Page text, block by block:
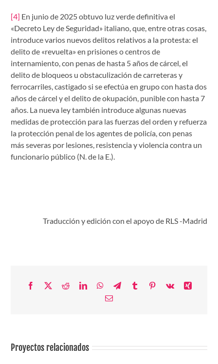
[4] En junio de 2025 obtuvo luz verde definitiva el
«Decreto Ley de Seguridad» italiano, que, entre otras cosas,
introduce varios nuevos delitos relativos a la protesta: el
delito de «revuelta» en prisiones o centros de
internamiento, con penas de hasta 5 años de cárcel, el
delito de bloqueos u obstaculización de carreteras y
ferrocarriles, castigado si se efectúa en grupo con hasta dos
años de cárcel y el delito de okupación, punible con hasta 7
años. La nueva ley también introduce algunas nuevas
medidas de protección para las fuerzas del orden y refuerza
la protección penal de los agentes de policía, con penas
más severas por lesiones, resistencia y violencia contra un
funcionario público (N. de la E.).
Traducción y edición con el apoyo de RLS -Madrid
Facebook
X RedditLinkedInWhatsApp
TelegramTumblrPinterest
Vk
Xing
Correo
Proyectos relacionados